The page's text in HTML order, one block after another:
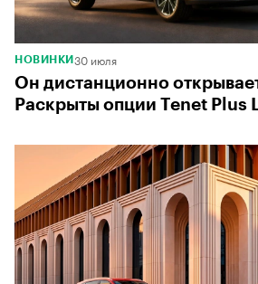
НОВИНКИ 30 июля
Он дистанционно
Раскрыты опции Tenet Plus